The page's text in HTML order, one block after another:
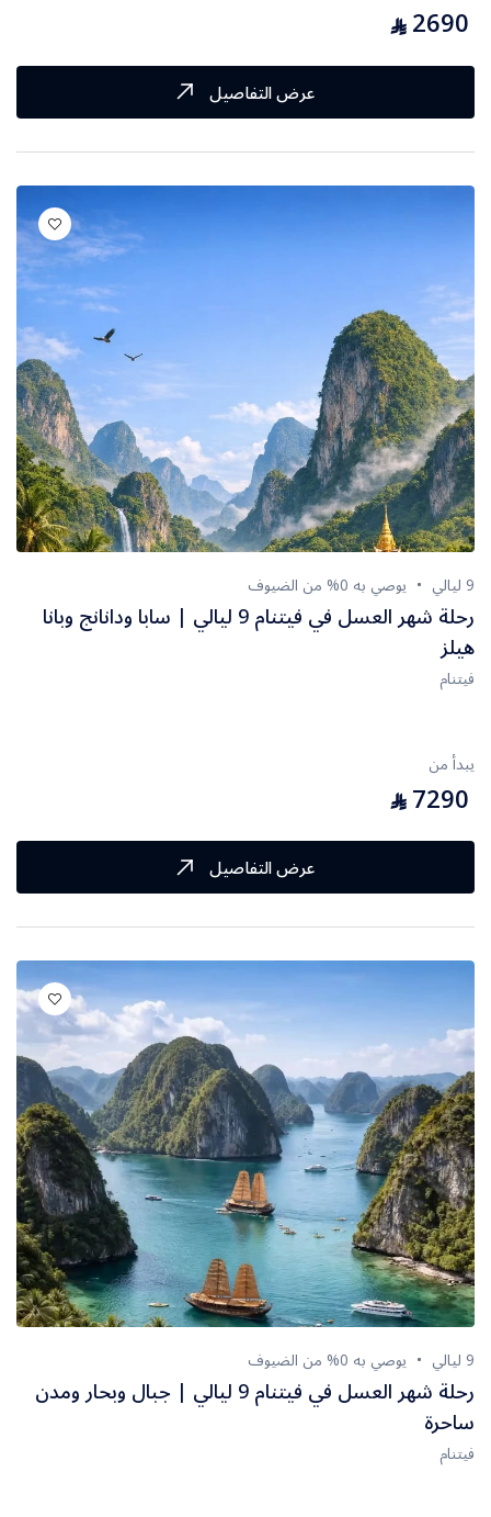
2690
⃁
عرض التفاصيل
9 ليالي يوصي به 0% من الضيوف
رحلة شهر العسل في فيتنام 9 ليالي | سابا ودانانج وبانا
هيلز
فيتنام
يبدأ من
7290
⃁
عرض التفاصيل
9 ليالي يوصي به 0% من الضيوف
رحلة شهر العسل في فيتنام 9 ليالي | جبال وبحار ومدن
ساحرة
فيتنام